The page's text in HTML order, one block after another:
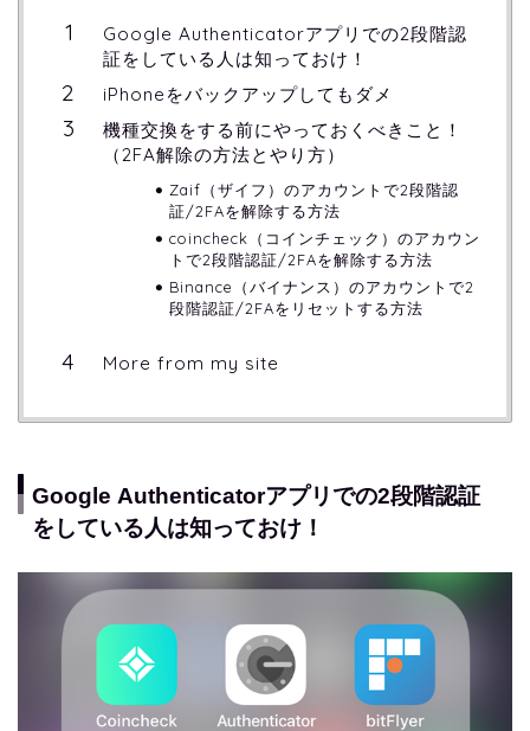
Google Authenticatorアプリでの2段階認
証をしている人は知っておけ！
iPhoneをバックアップしてもダメ
機種交換をする前にやっておくべきこと！
（2FA解除の方法とやり方）
Zaif（ザイフ）のアカウントで2段階認
証/2FAを解除する方法
coincheck（コインチェック）のアカウン
トで2段階認証/2FAを解除する方法
Binance（バイナンス）のアカウントで2
段階認証/2FAをリセットする方法
More from my site
Google Authenticatorアプリでの2段階認証
をしている人は知っておけ！